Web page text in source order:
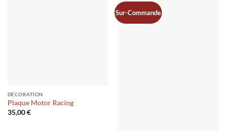
DÉCORATION
Plaque Motor Racing
35,00€
Sur-Commande